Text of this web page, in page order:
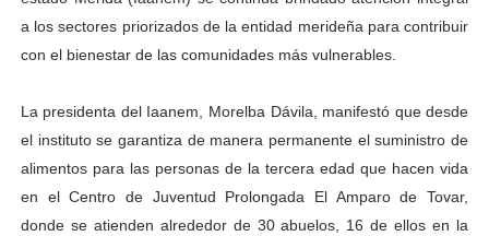
Iniciación al yoga reúne a diversos clubes deportivos
Expertos inspeccionan espacios del OAN para la
a los sectores priorizados de la entidad merideña para contribuir
con el bienestar de las comunidades más vulnerables.
La presidenta del Iaanem, Morelba Dávila, manifestó que desde
el instituto se garantiza de manera permanente el suministro de
alimentos para las personas de la tercera edad que hacen vida
en el Centro de Juventud Prolongada El Amparo de Tovar,
donde se atienden alrededor de 30 abuelos, 16 de ellos en la